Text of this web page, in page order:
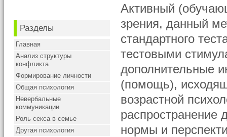
Разделы
Главная
Анализ структуры
конфликта
Формирование личности
Общая психология
Невербальные
коммуникации
Роль секса в семье
Другая психология
Активный
зрения, данный
стандартного
тестовыми
дополнительные
(помощь),
возрастной
распространение
нормы и